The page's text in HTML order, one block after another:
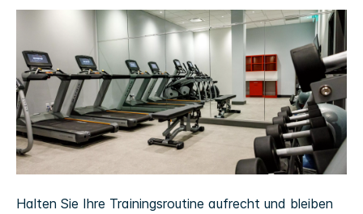
Halten Sie Ihre Trainingsroutine aufrecht und bleiben